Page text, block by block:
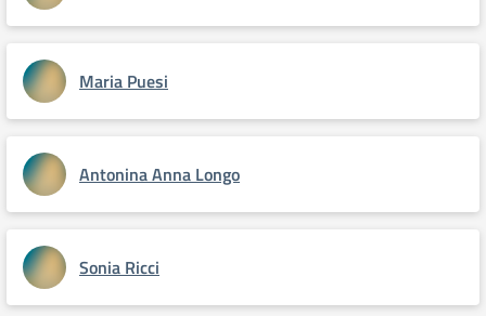
Maria Puesi
Antonina Anna Longo
Sonia Ricci